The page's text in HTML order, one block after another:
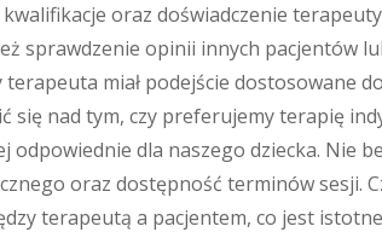
oraz doświadczenie
sprawdzenie opinii innych pacjentów
terapeuta miał podejście dostosowane
się nad tym, czy preferujemy terapię
odpowiednie dla naszego dziecka. Nie
oraz dostępność terminów sesji.
terapeutą a pacjentem, co jest